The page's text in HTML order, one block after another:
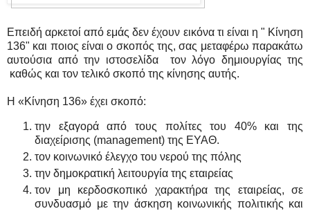
Επειδή αρκετοί από εμάς δεν έχουν εικόνα τι είναι η " Κίνηση
136" και ποιος είναι ο σκοπός της, σας μεταφέρω παρακάτω
αυτούσια από την ιστοσελίδα τον λόγο δημιουργίας της
καθώς και τον τελικό σκοπό της κίνησης αυτής.
Η «Κίνηση 136» έχει σκοπό:
την εξαγορά από τους πολίτες του 40% και της
διαχείρισης (management) της ΕΥΑΘ.
τον κοινωνικό έλεγχο του νερού της πόλης
την δημοκρατική λειτουργία της εταιρείας
τον μη κερδοσκοπικό χαρακτήρα της εταιρείας, σε
συνδυασμό με την άσκηση κοινωνικής πολιτικής και